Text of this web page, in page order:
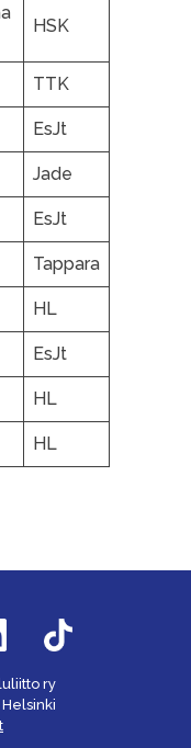
HSK
TTK
EsJt
Jade
EsJt
Tappara
HL
EsJt
HL
HL
ry